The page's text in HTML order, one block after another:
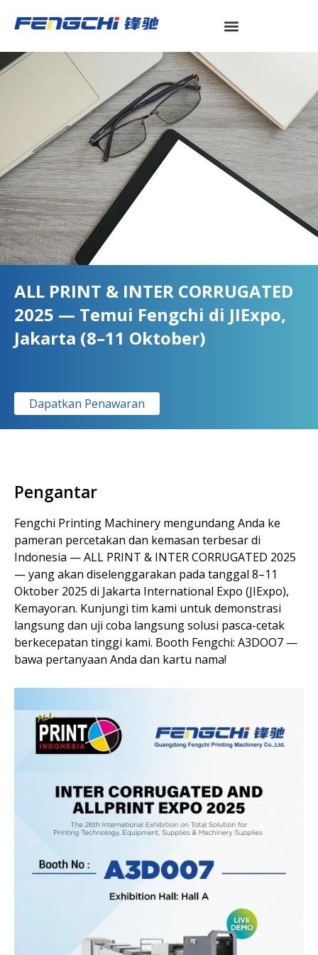
ALL PRINT & INTER CORRUGATED
2025 — Temui Fengchi di JIExpo,
Jakarta (8–11 Oktober)
Dapatkan Penawaran
Pengantar
Fengchi Printing Machinery mengundang Anda ke
pameran percetakan dan kemasan terbesar di
Indonesia — ALL PRINT & INTER CORRUGATED 2025
— yang akan diselenggarakan pada tanggal 8–11
Oktober 2025 di Jakarta International Expo (JIExpo),
Kemayoran. Kunjungi tim kami untuk demonstrasi
langsung dan uji coba langsung solusi pasca-cetak
berkecepatan tinggi kami. Booth Fengchi: A3DOO7 —
bawa pertanyaan Anda dan kartu nama!